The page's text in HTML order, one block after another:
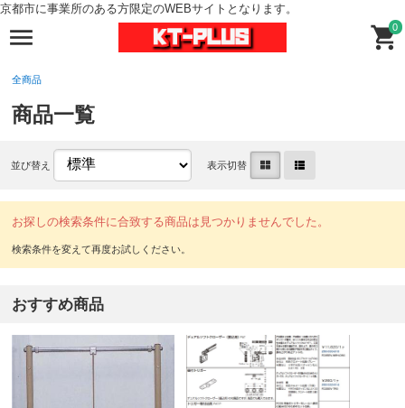
京都市に事業所のある方限定のWEBサイトとなります。
0
全商品
商品一覧
並び替え 表示切替
お探しの検索条件に合致する商品は見つかりませんでした。
おすすめ商品